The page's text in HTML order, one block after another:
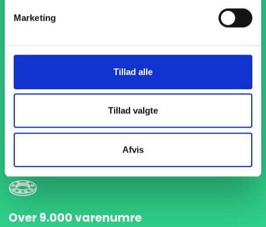
Marketing
Tillad alle
Tillad valgte
Afvis
1-4 dages levering
Med hurtig levering på kun 1-4 dage sikrer vi, at dine
præcist og til tiden, så du kan holde dit produktionsflow
Over 9.000 varenumre